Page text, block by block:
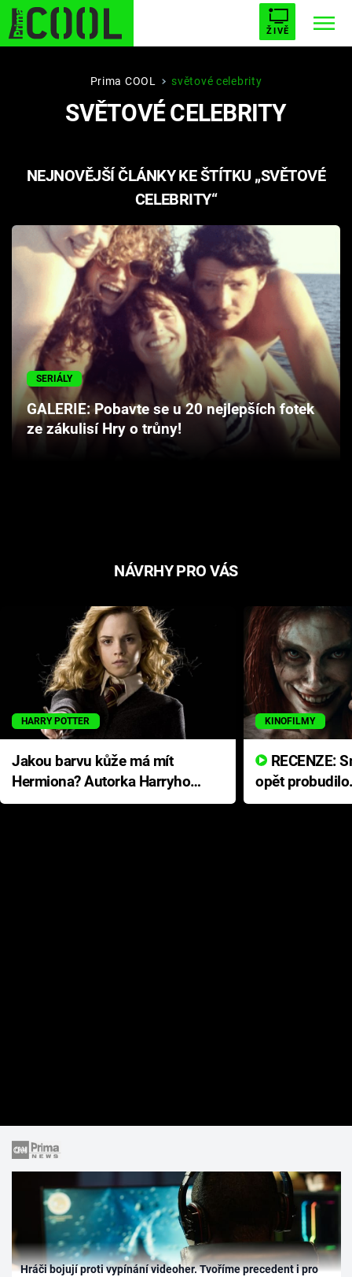
ŽIVĚ
STARHOUSE BUFFY, PŘEMOŽITELKA UPÍRŮ
PLNEJ KOTEL AVENGERS 5
Filmy
Seriály
Hry
Cool Esport
Pořady
Prima COOL světové celebrity
SVĚTOVÉ CELEBRITY
NEJNOVĚJŠÍ ČLÁNKY KE ŠTÍTKU „SVĚTOVÉ
CELEBRITY“
SERIÁLY
GALERIE: Pobavte se u 20 nejlepších fotek
ze zákulisí Hry o trůny!
NÁVRHY PRO VÁS
HARRY POTTER
Jakou barvu kůže má mít
Hermiona? Autorka Harryho
Pottera přišla s ráznou
KINOFILMY
opět
přichází s
Hráči bojují proti vypínání videoher. Tvoříme precedent i pro